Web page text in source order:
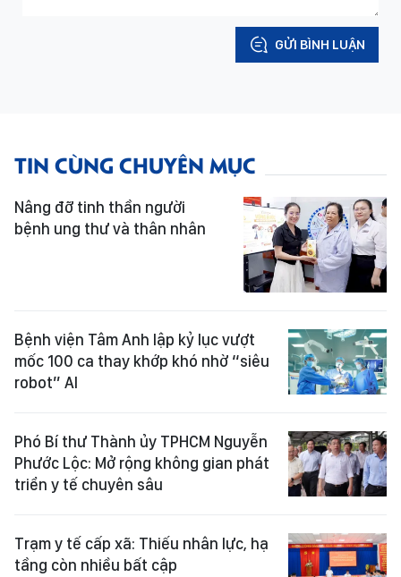
GỬI BÌNH LUẬN
TIN CÙNG CHUYÊN MỤC
Nâng đỡ tinh thần người
bệnh ung thư và thân nhân
Bệnh viện Tâm Anh lập kỷ lục vượt
mốc 100 ca thay khớp khó nhờ “siêu
robot” AI
Phó Bí thư Thành ủy TPHCM Nguyễn
Phước Lộc: Mở rộng không gian phát
triển y tế chuyên sâu
Trạm y tế cấp xã: Thiếu nhân lực, hạ
tầng còn nhiều bất cập